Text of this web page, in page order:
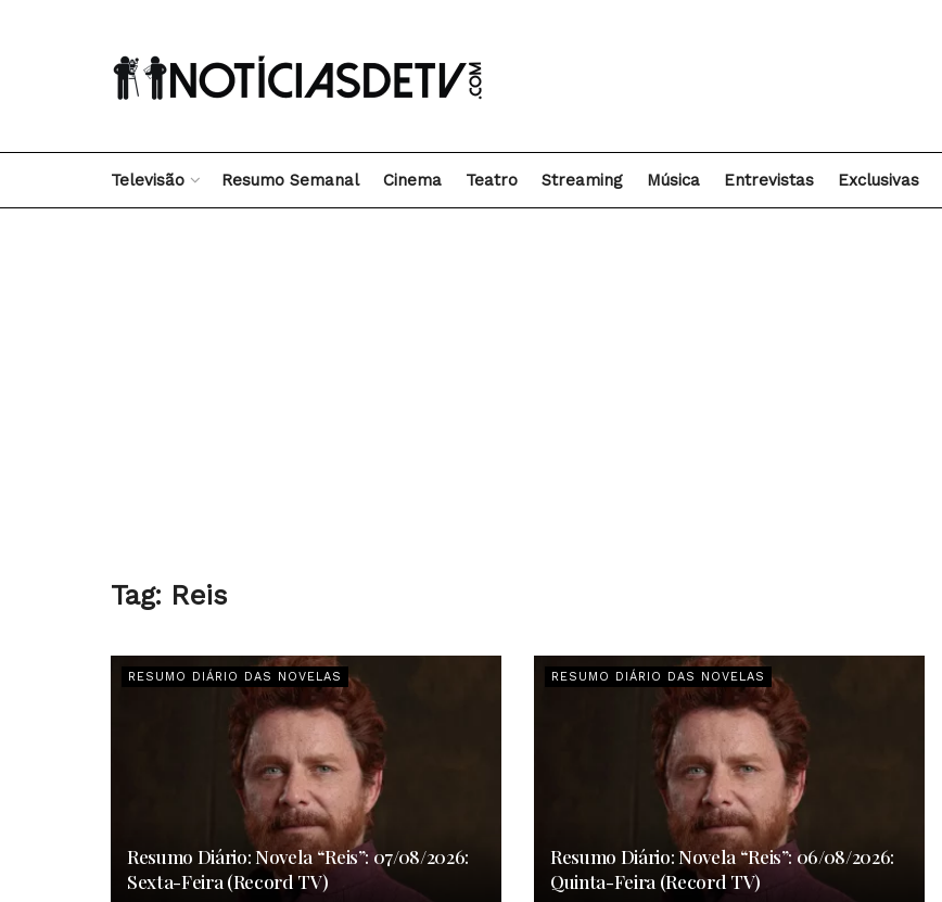
Televisão Resumo Semanal Cinema Teatro Streaming Música Entrevistas Exclusivas
Tag: Reis
RESUMO DIÁRIO DAS NOVELAS
Resumo Diário: Novela “Reis”: 07/08/2026:
Sexta-Feira (Record TV)
RESUMO DIÁRIO DAS NOVELAS
Resumo Diário: Novela “Reis”: 06/08/2026:
Quinta-Feira (Record TV)